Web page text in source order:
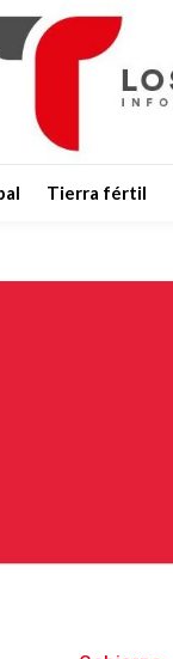
Tierra fértil